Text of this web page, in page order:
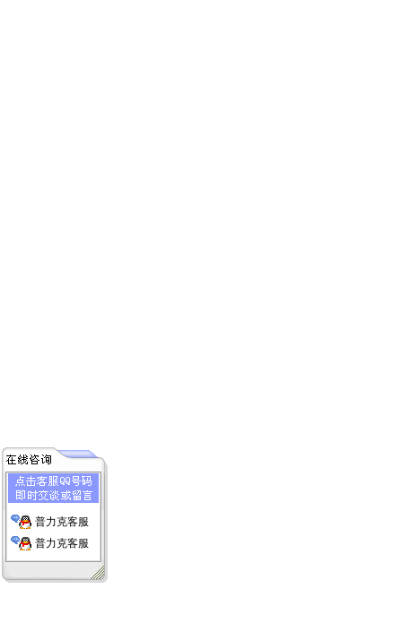
普力克客服
普力克客服